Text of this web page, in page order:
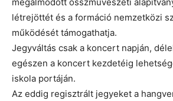
létrejöttét és a formáció nemzetközi
működését támogathatja.
Jegyváltás csak a koncert napján,
egészen a koncert kezdetéig
iskola portáján.
Az eddig regisztrált jegyeket a